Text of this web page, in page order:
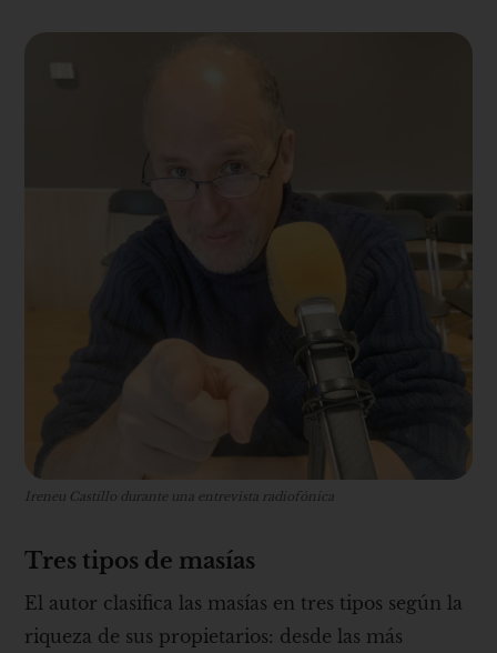
Ireneu Castillo durante una entrevista radiofónica
Tres tipos de masías
El autor clasifica las masías en tres tipos según la
riqueza de sus propietarios: desde las más